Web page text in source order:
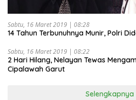
Sabtu, 16 Maret 2019 | 08:28
14 Tahun Terbunuhnya Munir, Polri
Sabtu, 16 Maret 2019 | 08:22
2 Hari Hilang, Nelayan Tewas
Cipalawah Garut
Selengkapnya